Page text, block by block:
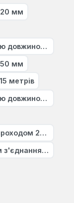
20 мм
Циркуляційні насоси з монтажною довжиною 180 мм
50 мм
метрів
Циркуляційні насоси з монтажною довжиною 130 мм
Циркуляційні насоси з умовним проходом 25 мм
Циркуляційні насоси з діаметром з'єднання 1.5 дюйма